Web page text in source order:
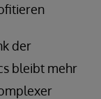
der
bleibt mehr